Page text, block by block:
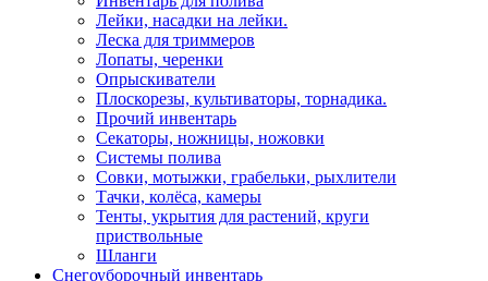
Лейки, насадки на лейки.
Леска для триммеров
Лопаты, черенки
Опрыскиватели
Плоскорезы, культиваторы, торнадика.
Прочий инвентарь
Секаторы, ножницы, ножовки
Системы полива
Совки, мотыжки, грабельки, рыхлители
Тачки, колёса, камеры
Тенты, укрытия для растений, круги
приствольные
Шланги
Снегоуборочный инвентарь